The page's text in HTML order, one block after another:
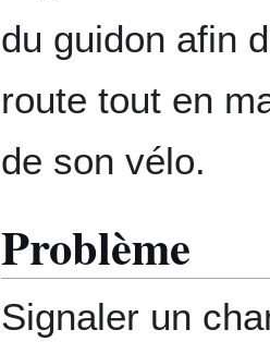
du guidon afin
route tout en
de son vélo.
Problème
Signaler un